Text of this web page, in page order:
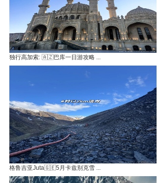
独行高加索: 🇦🇿巴库一日游攻略 ...
格鲁吉亚Juta🇬🇪5月卡兹别克雪 ...